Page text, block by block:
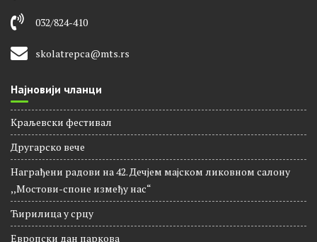
032/824-251
032/824-410
skolatrepca@mts.rs
Најновији чланци
Краљевски фестивал
Другарско вече
Награђени радови на 42. Дечјем мајском ликовном салону
,,Мостови-споне између нас“